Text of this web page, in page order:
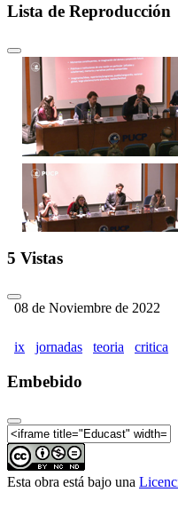
Lista de Reproducción
5 Vistas
08 de Noviembre de 2022
ix jornadas teoria critica
Embebido
Esta obra está bajo una